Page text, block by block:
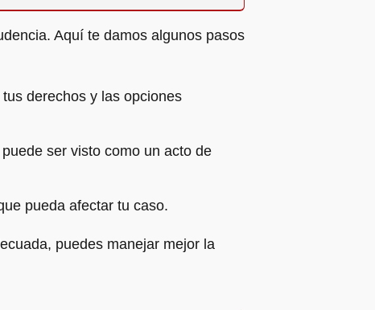
Aquí te damos algunos pasos
derechos y las opciones
ser visto como un acto de
pueda afectar tu caso.
puedes manejar mejor la